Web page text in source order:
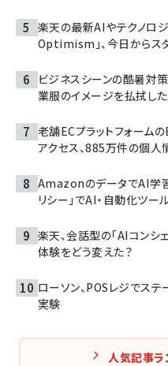
楽天の最新AIやテクノロ
Optimism」、今日からス
ビジネスシーンの酷暑対策
業服のイメージを払拭した
老舗ECプラットフォームの
アクセス、885万件の個
AmazonのデータでAI学
リシー」でAI・自動化ツ
楽天、会話型の「AIコンシ
体験をどう変えた？
ローソン、POSレジでス
実験
人気記事ラ